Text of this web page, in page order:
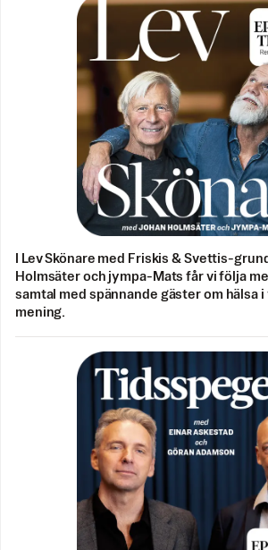
I Lev Skönare med Friskis & Svettis-
Holmsäter och jympa-Mats får vi följa
samtal med spännande gäster om hälsa i
mening.